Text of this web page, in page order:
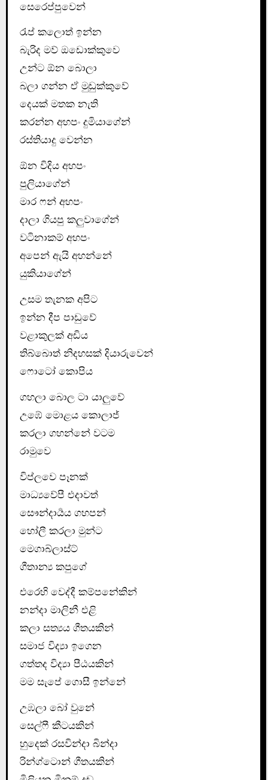
සෙරෙප්පුවෙන්
රැප් කලොත් ඉන්න
බැරිද මව් ඔඩොක්කුවෙ
උන්ට ඕන බොලා
බලා ගන්න ඒ මුඩුක්කුවේ
දෙයක් මතක නැති
කරන්න අහපං දුමියාගේන්
රස්තියාදු වෙන්න
ඕන විදිය අහපං
පුලියාගේන්
මාර ෆන් අහපං
දාලා ගියපු කලුවාගේන්
වටිනාකම් අහපං
අපෙන් ඇයි අහන්නේ
යුකියාගේන්
උසම තැනක අපිට
ඉන්න දීප පාඩුවේ
වළාකුලක් අඩිය
තිබ්බොත් නිදහසක් දියාරුවෙන්
ෆොටෝ කොපිය
ගහලා බොල ටා යාලුවේ
උඹේ මොළය කොලාජ්
කරලා ගහන්නේ වටම
රාමුවෙ
විප්ලවෙ පෑනක්
මාධ්‍යවේපී එදාවත්
සෞන්දාර්‍යය ගහපන්
හෝලී කරලා මුන්ට
මෙගාබ්ලාස්ට්
ගීතාන්‍ය කපුගේ
එරෙහි වෙද්දී කම්පනේකින්
නන්දා මාලිනී එළි
කලා සත්‍යය ගීතයකින්
සමාජ විද්‍යා ඉගෙන
ගත්තද විද්‍යා පීඨයකින්
මම සැපේ ගොසී ඉන්නේ
උඹලා බෝ වුනේ
සෙල්ෆී කීටයකින්
හුදෙක් රසවින්දා බින්දා
රින්ග්ටොන් ගීතයකින්